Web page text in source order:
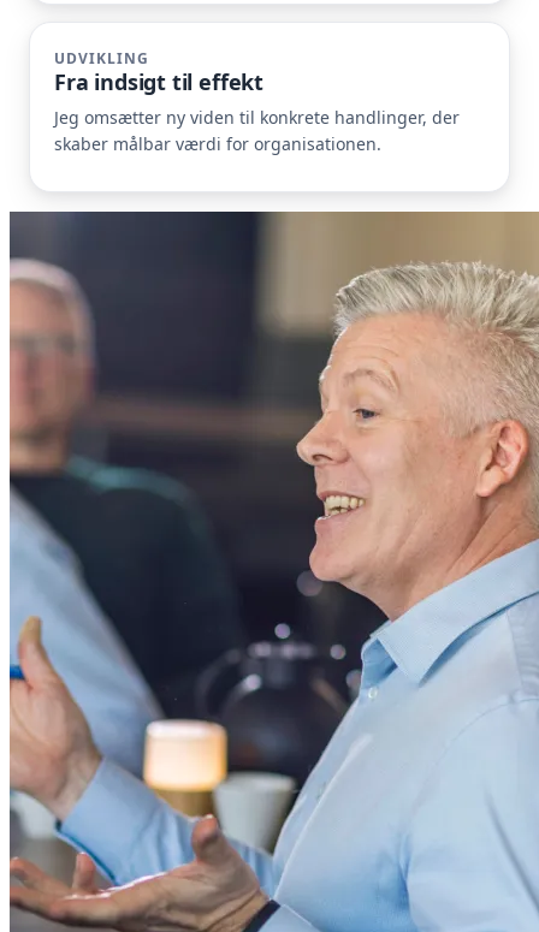
UDVIKLING
Fra indsigt til effekt
Jeg omsætter ny viden til konkrete handlinger, der
skaber målbar værdi for organisationen.